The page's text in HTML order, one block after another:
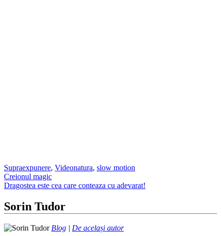
Supraexpunere, Videonatura, slow motion
Post
navigation
Creionul magic
Dragostea este cea care conteaza cu adevarat!
Sorin Tudor
Blog | De același autor